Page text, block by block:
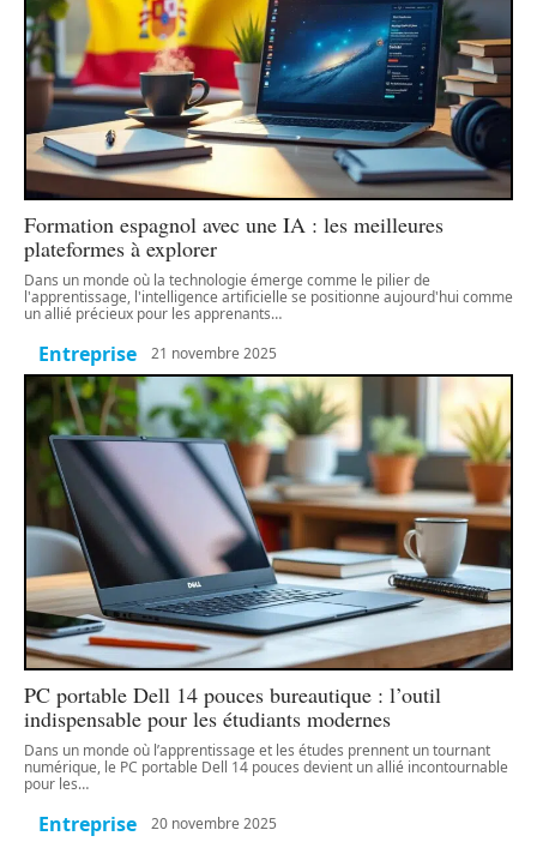
Formation espagnol avec une IA : les meilleures
plateformes à explorer
Dans un monde où la technologie émerge comme le pilier de
l'apprentissage, l'intelligence artificielle se positionne aujourd'hui comme
un allié précieux pour les apprenants…
Entreprise 21 novembre 2025
PC portable Dell 14 pouces bureautique : l’outil
indispensable pour les étudiants modernes
Dans un monde où l’apprentissage et les études prennent un tournant
numérique, le PC portable Dell 14 pouces devient un allié incontournable
pour les…
Entreprise 20 novembre 2025